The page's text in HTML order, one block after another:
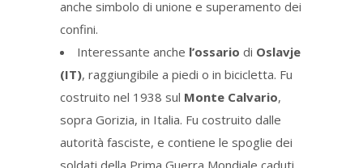
anche simbolo di unione e superamento dei
confini.
Interessante anche l’ossario di Oslavje
(IT), raggiungibile a piedi o in bicicletta. Fu
costruito nel 1938 sul Monte Calvario,
sopra Gorizia, in Italia. Fu costruito dalle
autorità fasciste, e contiene le spoglie dei
soldati della Prima Guerra Mondiale caduti